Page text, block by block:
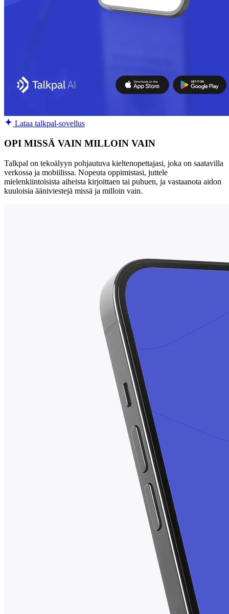
Lataa talkpal-sovellus
OPI MISSÄ VAIN MILLOIN VAIN
Talkpal on tekoälyyn pohjautuva kieltenopettajasi, joka on saatavilla
verkossa ja mobiilissa. Nopeuta oppimistasi, juttele
mielenkiintoisista aiheista kirjoittaen tai puhuen, ja vastaanota aidon
kuuloisia ääniviestejä missä ja milloin vain.